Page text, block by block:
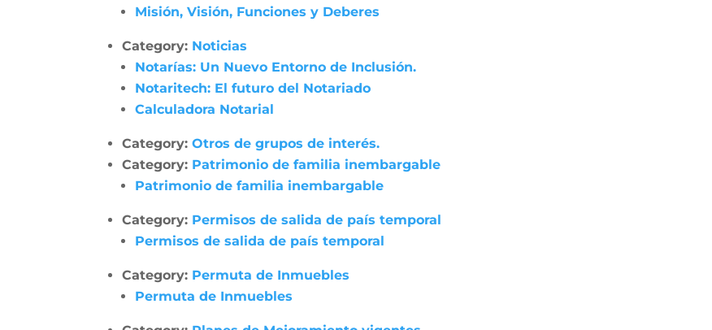
Misión, Visión, Funciones y Deberes
Category: Noticias
Notarías: Un Nuevo Entorno de Inclusión.
Notaritech: El futuro del Notariado
Calculadora Notarial
Category:Otros de grupos de interés.
Category: Patrimonio de familia inembargable
Patrimonio de familia inembargable
Category: Permisos de salida de país temporal
Permisos de salida de país temporal
Category: Permuta de Inmuebles
Permuta de Inmuebles